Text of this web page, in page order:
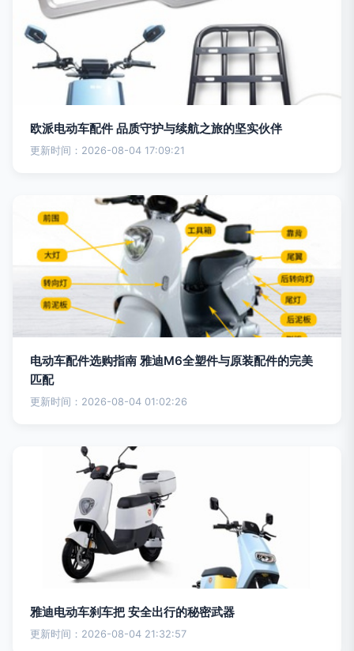
欧派电动车配件 品质守护与续航之旅的坚实伙伴
更新时间：2026-08-04 17:09:21
电动车配件选购指南 雅迪M6全塑件与原装配件的完美
匹配
更新时间：2026-08-04 01:02:26
雅迪电动车刹车把 安全出行的秘密武器
更新时间：2026-08-04 21:32:57